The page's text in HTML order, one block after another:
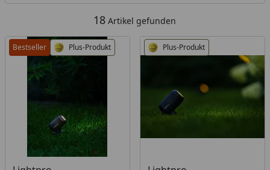
18 Artikel gefunden
Bestseller Plus-Produkt Plus-Produkt